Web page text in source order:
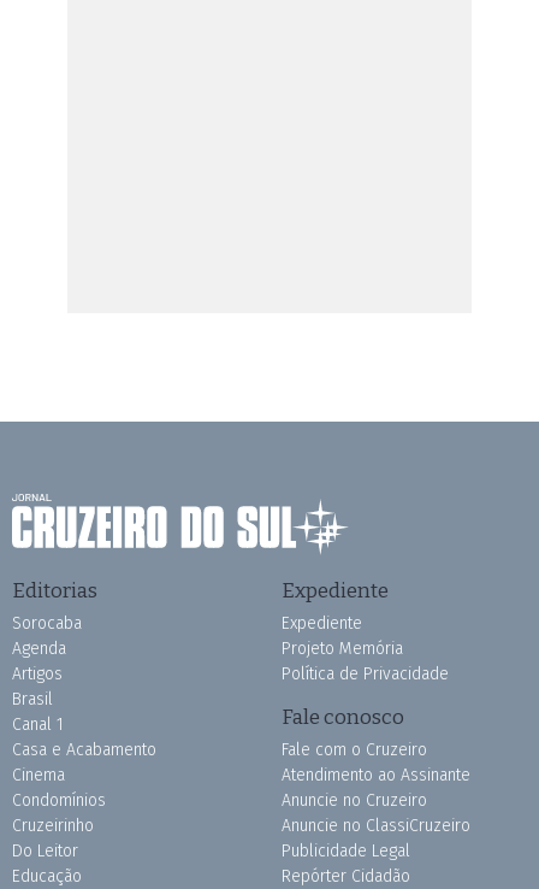
Editorias
Sorocaba
Agenda
Artigos
Brasil
Canal 1
Casa e Acabamento
Cinema
Condomínios
Cruzeirinho
Do Leitor
Educação
Expediente
Expediente
Projeto Memória
Política de Privacidade
Fale conosco
Fale com o Cruzeiro
Atendimento ao Assinante
Anuncie no Cruzeiro
Anuncie no ClassiCruzeiro
Publicidade Legal
Repórter Cidadão